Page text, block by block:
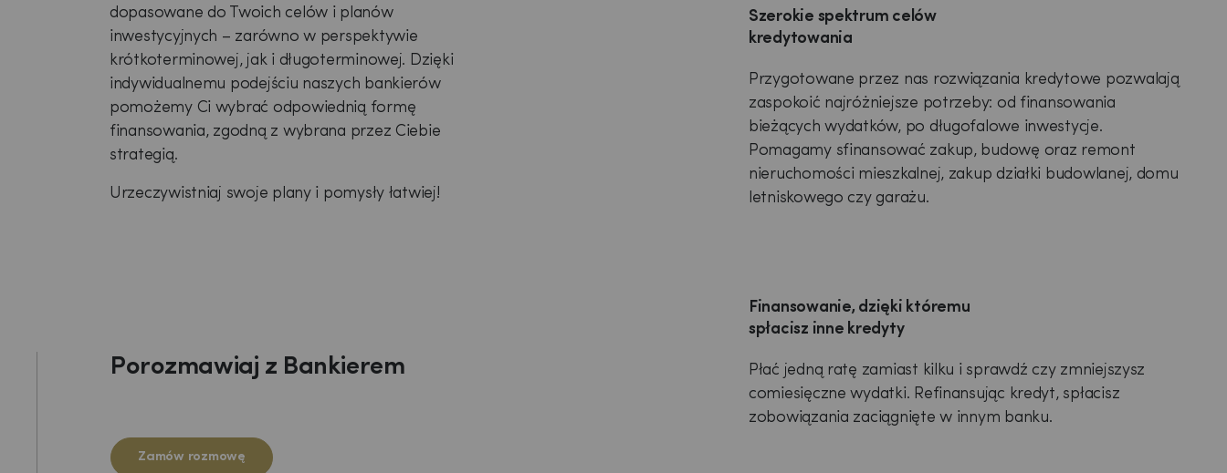
dopasowane do Twoich celów i planów
inwestycyjnych – zarówno w perspektywie
krótkoterminowej, jak i długoterminowej. Dzięki
indywidualnemu podejściu naszych bankierów
pomożemy Ci wybrać odpowiednią formę
finansowania, zgodną z wybrana przez Ciebie
strategią.
Urzeczywistniaj swoje plany i pomysły łatwiej!
Porozmawiaj z Bankierem
Zamów rozmowę
Szerokie spektrum celów
kredytowania
Przygotowane przez nas rozwiązania kredytowe pozwalają
zaspokoić najróżniejsze potrzeby: od finansowania
bieżących wydatków, po długofalowe inwestycje.
Pomagamy sfinansować zakup, budowę oraz remont
nieruchomości mieszkalnej, zakup działki budowlanej, domu
letniskowego czy garażu.
Finansowanie, dzięki któremu
spłacisz inne kredyty
Płać jedną ratę zamiast kilku i sprawdź czy zmniejszysz
comiesięczne wydatki. Refinansując kredyt, spłacisz
zobowiązania zaciągnięte w innym banku.